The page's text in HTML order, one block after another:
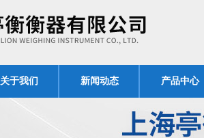
关于我们 新闻动态 产品中心